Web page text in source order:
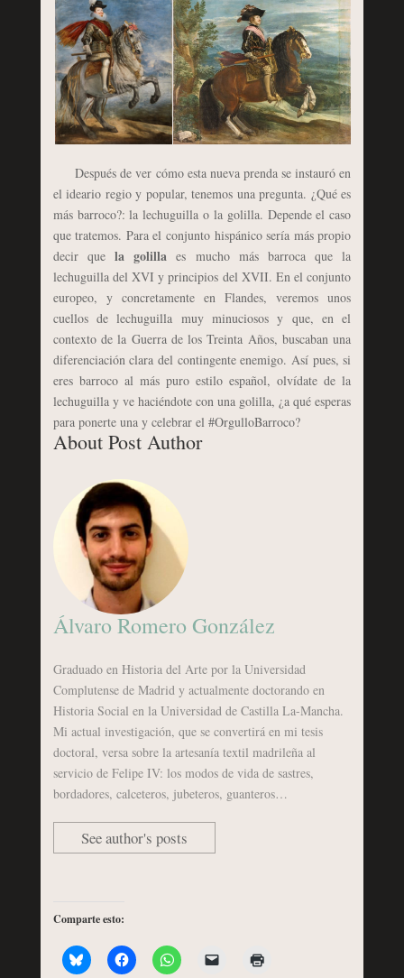
Después de ver cómo esta nueva prenda se instauró en
el ideario regio y popular, tenemos una pregunta. ¿Qué es
más barroco?: la lechuguilla o la golilla. Depende el caso
que tratemos. Para el conjunto hispánico sería más propio
decir quela golilla es mucho más barroca que la
lechuguilla del XVI y principios del XVII. En el conjunto
europeo, y concretamente en Flandes, veremos unos
cuellos de lechuguilla muy minuciosos y que, en el
contexto de la Guerra de los Treinta Años, buscaban una
diferenciación clara del contingente enemigo. Así pues, si
eres barroco al más puro estilo español, olvídate de la
lechuguilla y ve haciéndote con una golilla, ¿a qué esperas
para ponerte una y celebrar el #OrgulloBarroco?
About Post Author
Álvaro Romero González
Graduado en Historia del Arte por la Universidad
Complutense de Madrid y actualmente doctorando en
Historia Social en la Universidad de Castilla La-Mancha.
Mi actual investigación, que se convertirá en mi tesis
doctoral, versa sobre la artesanía textil madrileña al
servicio de Felipe IV: los modos de vida de sastres,
bordadores, calceteros, jubeteros, guanteros…
See author's posts
Comparte esto: